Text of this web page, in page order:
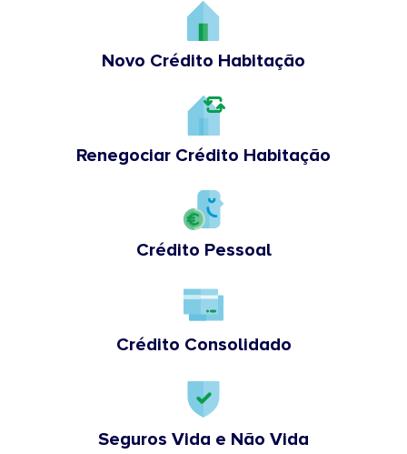
Novo Crédito Habitação
Renegociar Crédito Habitação
Crédito Pessoal
Crédito Consolidado
Seguros Vida e Não Vida